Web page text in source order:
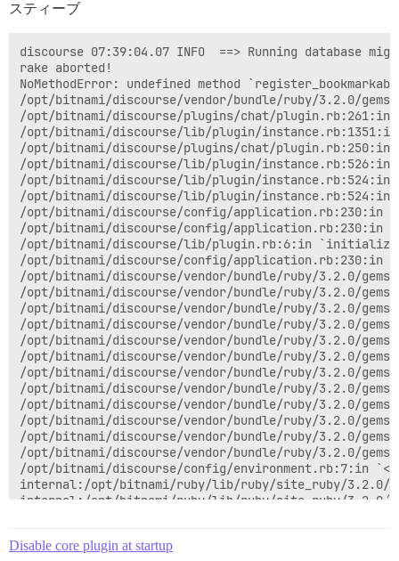
スティーブ
discourse 07:39:04.07 INFO  ==> Running database
rake aborted!
NoMethodError: undefined method
/opt/bitnami/discourse/vendor/bundle/ruby/3.2.0/
/opt/bitnami/discourse/plugins/chat/
/opt/bitnami/discourse/lib/plugin/
/opt/bitnami/discourse/plugins/chat/
/opt/bitnami/discourse/lib/plugin/
/opt/bitnami/discourse/lib/plugin/instance.rb:524:in
/opt/bitnami/discourse/lib/plugin/
/opt/bitnami/discourse/config/application.rb:230:in
/opt/bitnami/discourse/config/
/opt/bitnami/discourse/lib/plugin.rb:6:in
/opt/bitnami/discourse/config/application.rb:230:in
/opt/bitnami/discourse/vendor/bundle/ruby/3.2.0/
/opt/bitnami/discourse/vendor/bundle/ruby/3.2.0/
/opt/bitnami/discourse/vendor/bundle/ruby/3.2.0/
/opt/bitnami/discourse/vendor/bundle/ruby/3.2.0/
/opt/bitnami/discourse/vendor/bundle/ruby/3.2.0/
/opt/bitnami/discourse/vendor/bundle/ruby/3.2.0/
/opt/bitnami/discourse/vendor/bundle/ruby/3.2.0/
/opt/bitnami/discourse/vendor/bundle/ruby/3.2.0/
/opt/bitnami/discourse/vendor/bundle/ruby/3.2.0/
/opt/bitnami/discourse/vendor/bundle/ruby/
/opt/bitnami/discourse/vendor/bundle/ruby/
/opt/bitnami/discourse/vendor/bundle/ruby/
/opt/bitnami/discourse/config/environment.rb:7:in
internal:/opt/bitnami/ruby/lib/ruby/site_ruby/3.2.0/
internal:/opt/bitnami/ruby/lib/ruby/site_ruby/3.2.0/
/opt/bitnami/discourse/vendor/bundle/ruby/3.2.0/
Disable core plugin at startup